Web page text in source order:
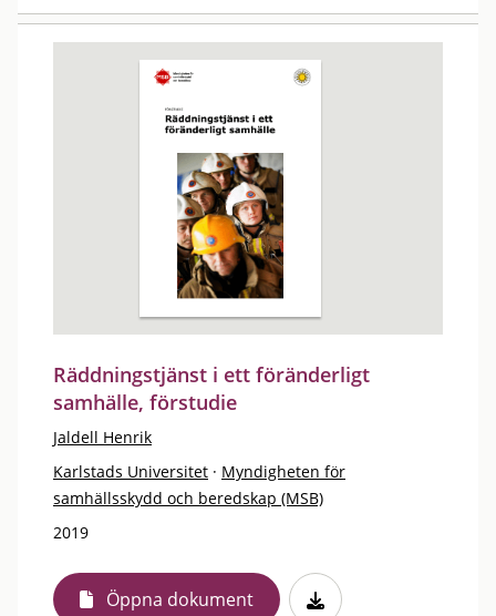
Räddningstjänst i ett föränderligt
samhälle, förstudie
Jaldell Henrik
Karlstads Universitet · Myndigheten för
samhällsskydd och beredskap (MSB)
2019
Öppna dokument